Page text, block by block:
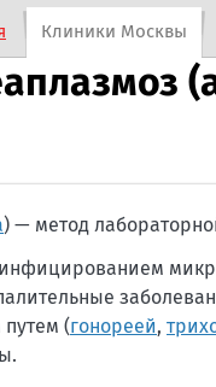
Клиники Москвы
) — метод
(гонореей,